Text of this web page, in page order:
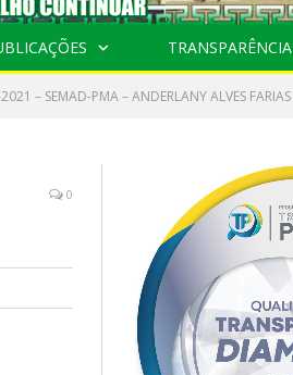
TRANSPARÊNCIA
– SEMAD-PMA – ANDERLANY ALVES FARIAS
0